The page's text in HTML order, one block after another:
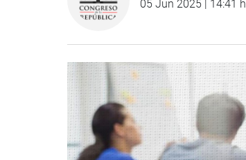
05 Jun 2025 | 14:41 h